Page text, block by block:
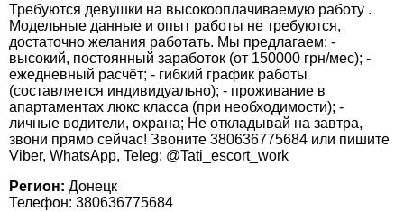
Требуются девушки на высокооплачиваемую работу .
Модельные данные и опыт работы не требуются,
достаточно желания работать. Мы предлагаем: -
высокий, постоянный заработок (от 150000 грн/мес); -
ежедневный расчёт; - гибкий график работы
(составляется индивидуально); - проживание в
апартаментах люкс класса (при необходимости); -
личные водители, охрана; Не откладывай на завтра,
звони прямо сейчас! Звоните 380636775684 или пишите
Viber, WhatsApp, Teleg: @Tati_escort_work
Регион: Донецк
Телефон: 380636775684